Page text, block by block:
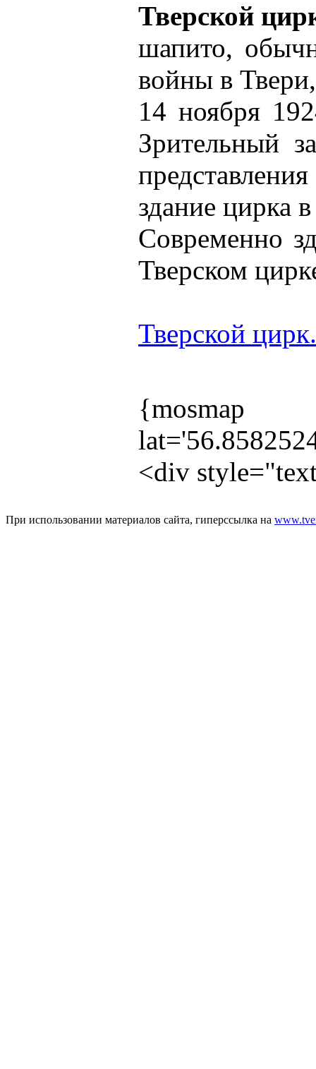
Тверской
шапито,
войны в
14 ноября
Зрительный
здание цирка
Современно
Тверском
Тверской
{mosmap
<div
При использовании материалов сайта, гиперссылка на